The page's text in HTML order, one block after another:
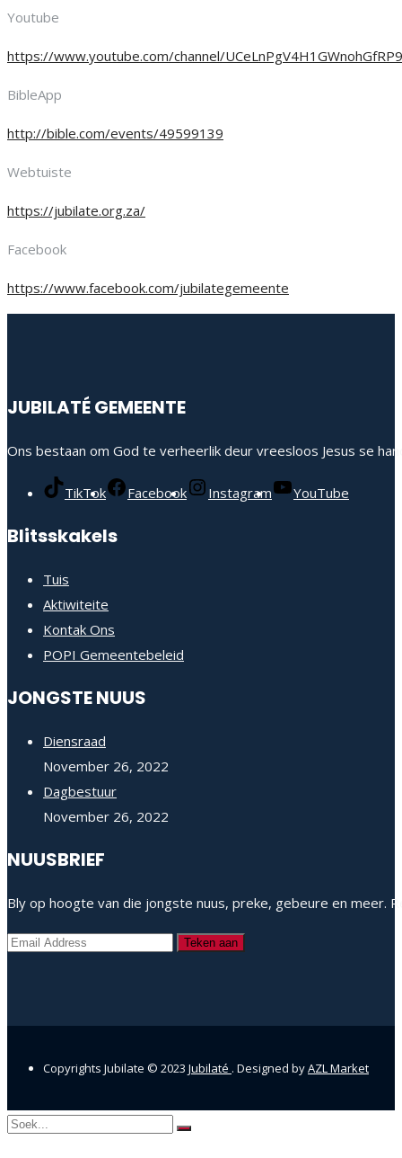
Youtube
https://www.youtube.com/channel/
BibleApp
http://bible.com/events/49599139
Webtuiste
https://jubilate.org.za/
Facebook
https://www.facebook.com/jubilategemeente
JUBILATÉ GEMEENTE
Ons bestaan om God te verheerlik deur vreesloos Jesus se
TikTok Facebook Instagram YouTube
Blitsskakels
Tuis
Aktiwiteite
Kontak Ons
POPI Gemeentebeleid
JONGSTE NUUS
Diensraad
November 26, 2022
Dagbestuur
November 26, 2022
NUUSBRIEF
Bly op hoogte van die jongste nuus, preke, gebeure en meer.
Copyrights Jubilate © 2023 Jubilaté . Designed byAZL Market